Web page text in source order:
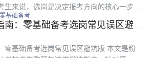
生来说，选岗是决定报考方向的核心一步，
乱错过核对信息、筛选岗位的最佳时机，反
精力。本文是粉笔整理的选岗指南进阶版，
零基础备考
南：零基础备考选岗常见误区避
零基础备考选岗常见误区避坑版 本文是粉